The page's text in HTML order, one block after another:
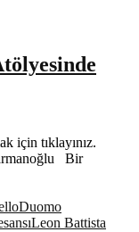
için tıklayınız.
Bir
Duomo
Leon Battista